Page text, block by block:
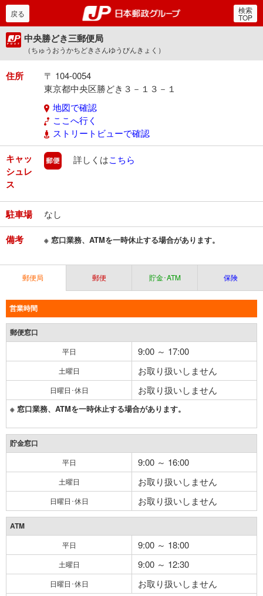
郵便局・日本郵政グルー
戻る 検索
TOP
中央勝どき三郵便局
（ちゅうおうかちどきさんゆうびんきょく）
住所
〒 104-0054
東京都中央区勝どき３－１３－１
地図で確認
ここへ行く
ストリートビューで確認
キャッ
シュレ
ス
郵便
詳しくはこちら
駐車場 なし
備考 ※ 窓口業務、ATMを一時休止する場合があります。
郵便局 郵便 貯金･ATM 保険
営業時間
郵便窓口
平日 9:00 ～ 17:00
土曜日 お取り扱いしません
日曜日･休日 お取り扱いしません
※ 窓口業務、ATMを一時休止する場合があります。
貯金窓口
平日 9:00 ～ 16:00
土曜日 お取り扱いしません
日曜日･休日 お取り扱いしません
ATM
平日 9:00 ～ 18:00
土曜日 9:00 ～ 12:30
日曜日･休日 お取り扱いしません